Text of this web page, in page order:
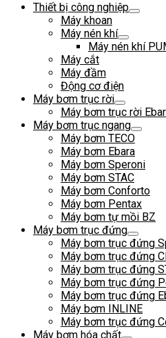
Thiết bị công nghiệp
Máy khoan
Máy nén khí
Máy nén khí
Máy cắt
Máy đầm
Động cơ điện
Máy bơm trục rời
Máy bơm trục rời
Máy bơm trục ngang
Máy bơm TECO
Máy bơm Ebara
Máy bơm Speroni
Máy bơm STAC
Máy bơm Conforto
Máy bơm Pentax
Máy bơm tự mồi BZ
Máy bơm trục đứng
Máy bơm trục đứng
Máy bơm trục đứng
Máy bơm trục đứng
Máy bơm trục đứng
Máy bơm trục đứng
Máy bơm INLINE
Máy bơm trục đứng
Máy bơm hóa chất